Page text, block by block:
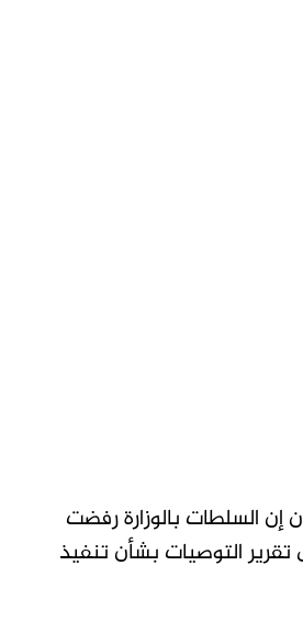
إن السلطات بالوزارة رفضت
تقرير التوصيات بشأن تنفيذ